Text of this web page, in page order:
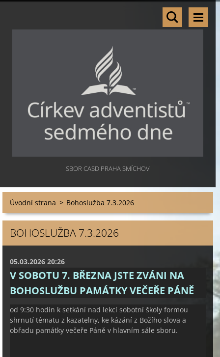
SBOR CASD PRAHA SMÍCHOV
Úvodní strana > Bohoslužba 7.3.2026
BOHOSLUŽBA 7.3.2026
05.03.2026 20:26
V SOBOTU 7. BŘEZNA JSTE ZVÁNI NA
BOHOSLUŽBU PAMÁTKY VEČEŘE PÁNĚ
od 9:30 hodin k setkání nad lekcí sobotní školy formou
shrnutí tématu z kazatelny, ke kázání z Božího slova a
obřadu památky večeře Páně v hlavním sále sboru.